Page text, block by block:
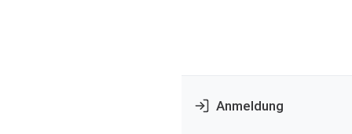
Anmeldung